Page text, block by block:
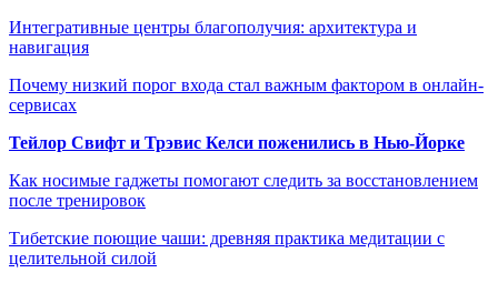
Интегративные центры благополучия: архитектура и
навигация
Почему низкий порог входа стал важным фактором в онлайн-
сервисах
Тейлор Свифт и Трэвис Келси поженились в Нью-Йорке
Как носимые гаджеты помогают следить за восстановлением
после тренировок
Тибетские поющие чаши: древняя практика медитации с
целительной силой